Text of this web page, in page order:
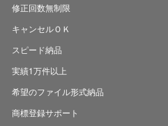
修正回数無制限
キャンセルＯＫ
スピード納品
実績1万件以上
希望のファイル形式納品
商標登録サポート